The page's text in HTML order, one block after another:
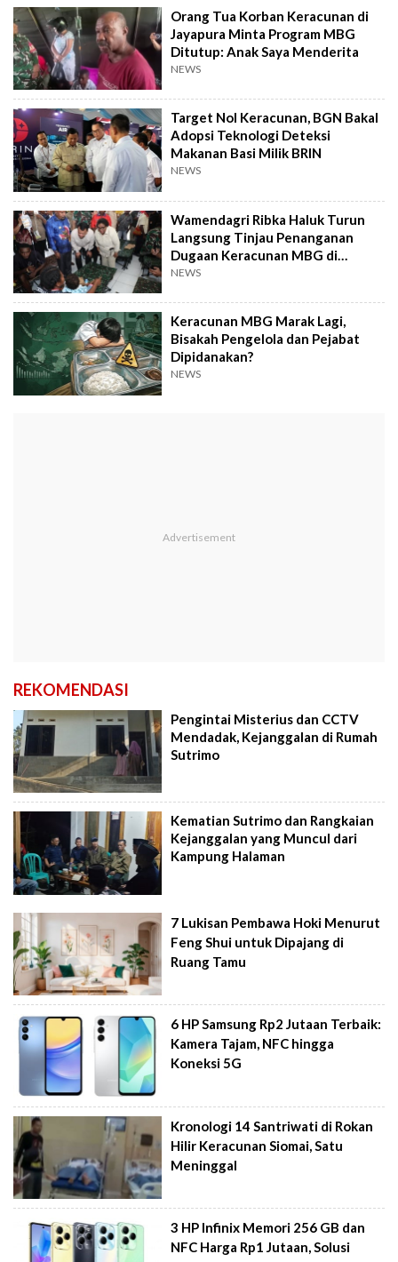
Orang Tua Korban Keracunan di
Jayapura Minta Program MBG
Ditutup: Anak Saya Menderita
NEWS
Target Nol Keracunan, BGN Bakal
Adopsi Teknologi Deteksi
Makanan Basi Milik BRIN
NEWS
Wamendagri Ribka Haluk Turun
Langsung Tinjau Penanganan
Dugaan Keracunan MBG di
Kabupaten Jayapura
NEWS
Keracunan MBG Marak Lagi,
Bisakah Pengelola dan Pejabat
Dipidanakan?
NEWS
REKOMENDASI
Pengintai Misterius dan CCTV
Mendadak, Kejanggalan di Rumah
Sutrimo
Kematian Sutrimo dan Rangkaian
Kejanggalan yang Muncul dari
Kampung Halaman
7 Lukisan Pembawa Hoki Menurut
Feng Shui untuk Dipajang di
Ruang Tamu
6 HP Samsung Rp2 Jutaan Terbaik:
Kamera Tajam, NFC hingga
Koneksi 5G
Kronologi 14 Santriwati di Rokan
Hilir Keracunan Siomai, Satu
Meninggal
3 HP Infinix Memori 256 GB dan
NFC Harga Rp1 Jutaan, Solusi